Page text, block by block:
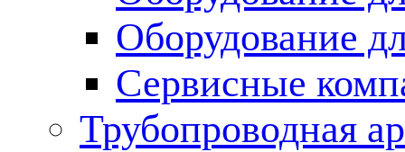
Оборудование
Сервисные
Трубопроводная